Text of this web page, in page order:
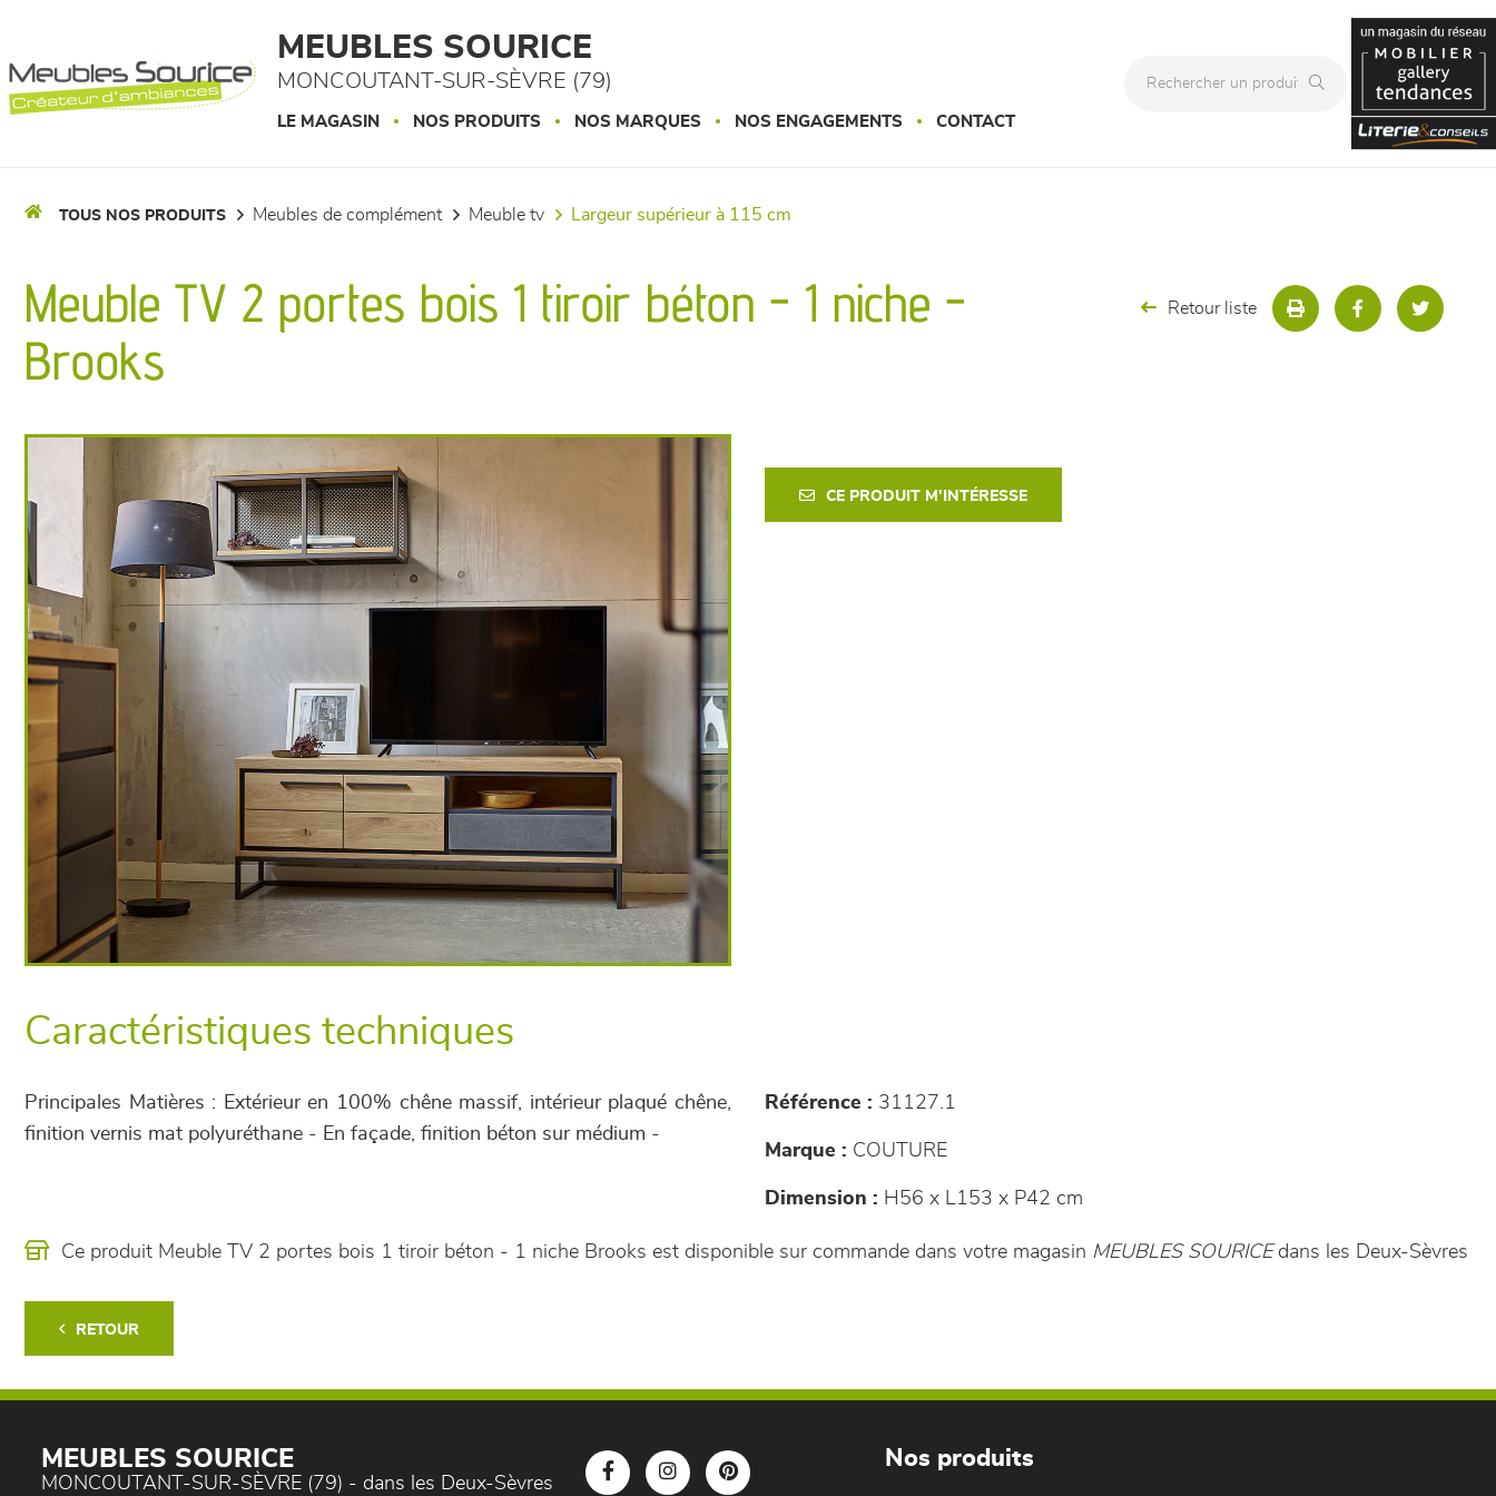
MEUBLES SOURICE
MONCOUTANT-SUR-SÈVRE (79)
LE MAGASIN NOS PRODUITS NOS MARQUES NOS ENGAGEMENTS CONTACT
TOUS NOS PRODUITS meubles de complément meuble tv largeur supérieur à 115 cm
Meuble TV 2 portes bois 1 tiroir béton - 1 niche -
Brooks
Retour liste
CE PRODUIT M'INTÉRESSE
Caractéristiques techniques
Principales Matières : Extérieur en 100% chêne massif, intérieur plaqué chêne,
finition vernis mat polyuréthane - En façade, finition béton sur médium -
Référence : 31127.1
Marque : COUTURE
Dimension : H56 x L153 x P42 cm
Ce produit Meuble TV 2 portes bois 1 tiroir béton - 1 niche Brooks est disponible sur commande dans votre magasin MEUBLES SOURICEdans les Deux-Sèvres
RETOUR
MEUBLES SOURICE
MONCOUTANT-SUR-SÈVRE (79) - dans les Deux-Sèvres
Nos produits